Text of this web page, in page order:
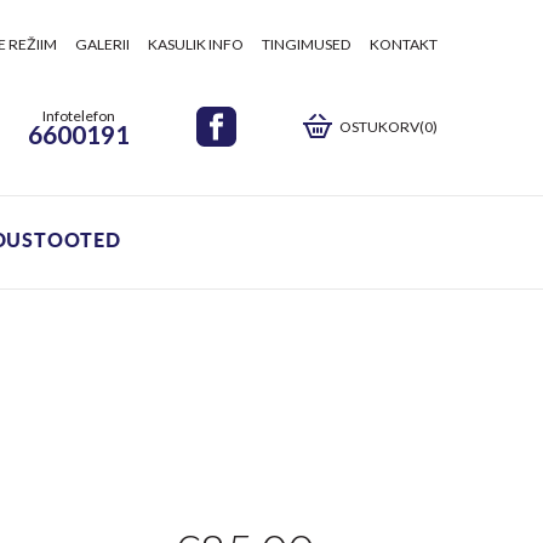
REŽIIM GALERII KASULIK INFO TINGIMUSED KONTAKT
Infotelefon
6600191 OSTUKORV(0)